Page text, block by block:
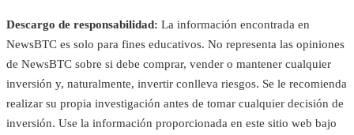
Descargo de responsabilidad: La información encontrada en
NewsBTC es solo para fines educativos. No representa las opiniones
de NewsBTC sobre si debe comprar, vender o mantener cualquier
inversión y, naturalmente, invertir conlleva riesgos. Se le recomienda
realizar su propia investigación antes de tomar cualquier decisión de
inversión. Use la información proporcionada en este sitio web bajo